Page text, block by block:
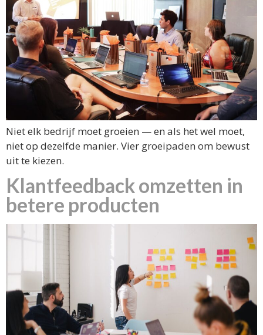
Niet elk bedrijf moet groeien — en als het wel moet,
niet op dezelfde manier. Vier groeipaden om bewust
uit te kiezen.
Klantfeedback omzetten in
betere producten